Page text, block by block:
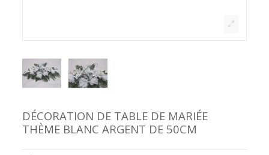
DÉCORATION DE TABLE DE MARIÉE
THÈME BLANC ARGENT DE 50CM